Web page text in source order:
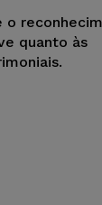
o
quanto às